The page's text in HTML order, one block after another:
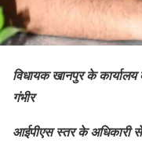
विधायक खानपुर के
गंभीर
आईपीएस स्तर के अधिकारी